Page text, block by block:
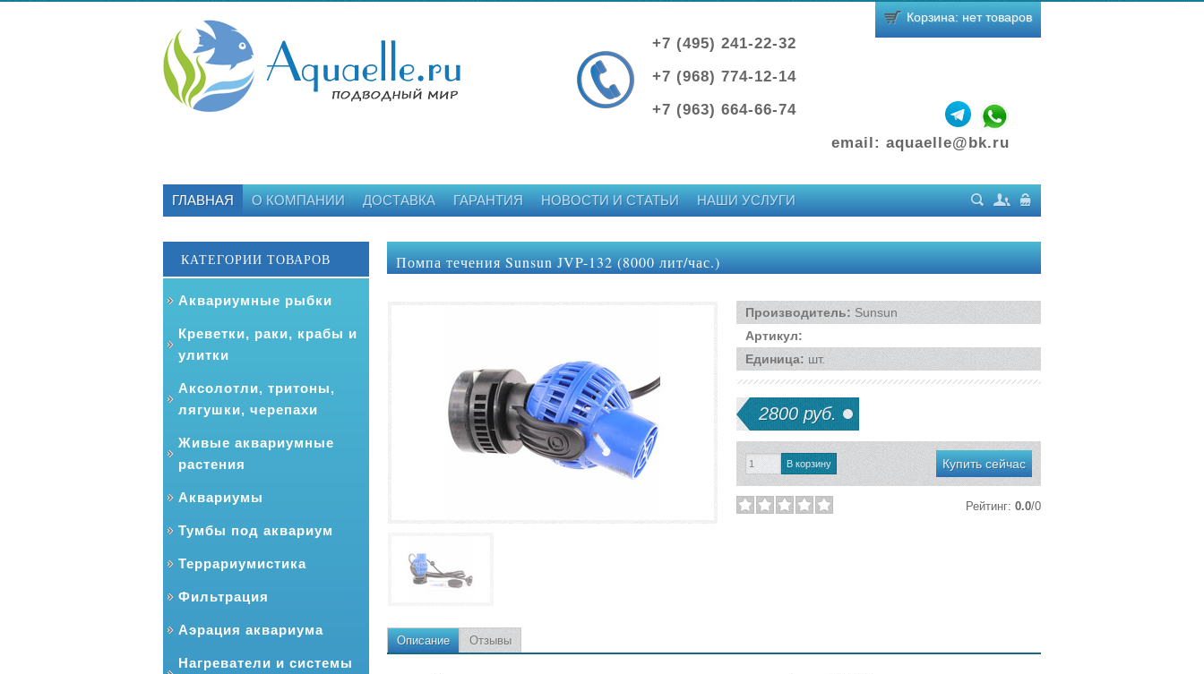
+7 (495) 241-22-32
+7 (968) 774-12-14
+7 (963) 664-66-74
email: aquaelle@bk.ru
Корзина: нет товаров
ГЛАВНАЯ О КОМПАНИИ ДОСТАВКА ГАРАНТИЯ НОВОСТИ И СТАТЬИ НАШИ УСЛУГИ Поиск Регистрация
КАТЕГОРИИ ТОВАРОВ
Аквариумные рыбки
Креветки, раки, крабы и
улитки
Аксолотли, тритоны,
лягушки, черепахи
Живые аквариумные
растения
Аквариумы
Тумбы под аквариум
Террариумистика
Фильтрация
Аэрация аквариума
Нагреватели и системы
Помпа течения Sunsun JVP-132 (8000 лит/час.)
Производитель: Sunsun
Артикул:
Единица: шт.
2800 руб.
Купить сейчас
Рейтинг: 0.0/0
Описание Отзывы